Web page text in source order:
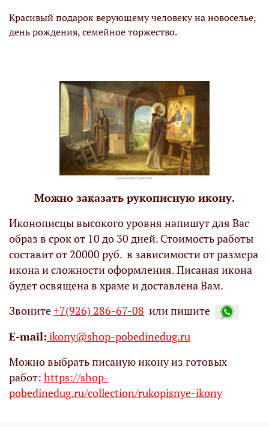
Красивый подарок верующему человеку на новоселье,
день рождения, семейное торжество.
Можно заказать рукописную икону.
Иконописцы высокого уровня напишут для Вас
образ в срок от 10 до 30 дней. Стоимость работы
составит от 20000 руб. в зависимости от размера
икона и сложности оформления. Писаная икона
будет освящена в храме и доставлена Вам.
Звоните+7(926) 286-67-08 или пишите
Е-mail: ikony@shop-pobedinedug.ru
Можно выбрать писаную икону из готовых
работ: https://shop-
pobedinedug.ru/collection/rukopisnye-ikony